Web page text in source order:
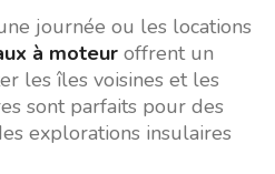
journée ou les locations
à moteuroffrent un
les îles voisines et les
sont parfaits pour des
explorations insulaires